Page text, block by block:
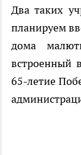
Два таких
планируем
дома
встроенный
65-летие